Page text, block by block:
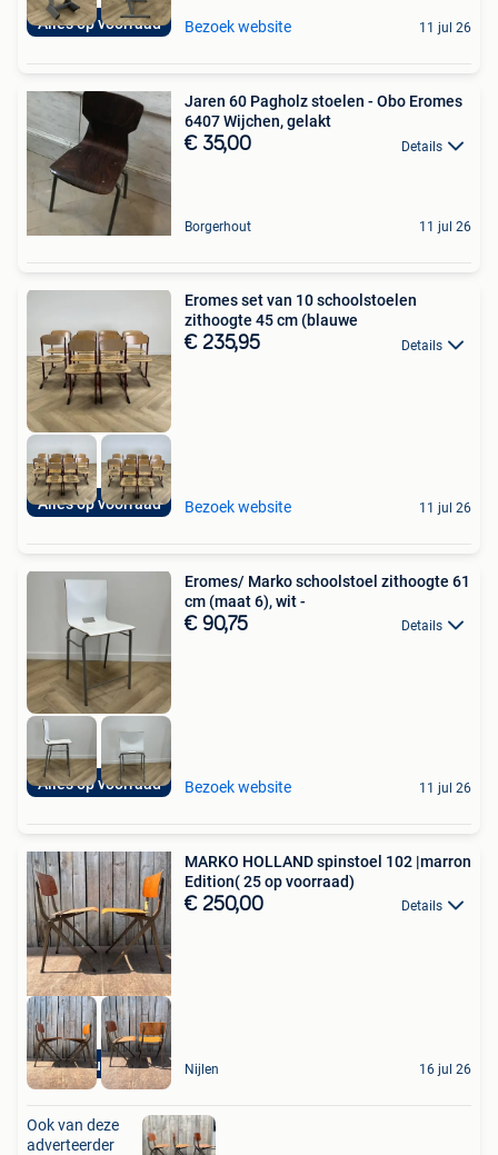
Alles op voorraad Bezoek website 11 jul 26
Jaren 60 Pagholz stoelen - Obo Eromes
6407 Wijchen, gelakt
€ 35,00 Details
Borgerhout 11 jul 26
Alles op voorraad
Eromes set van 10 schoolstoelen
zithoogte 45 cm (blauwe
€ 235,95 Details
Bezoek website 11 jul 26
Alles op voorraad
Eromes/ Marko schoolstoel zithoogte 61
cm (maat 6), wit -
€ 90,75 Details
Bezoek website 11 jul 26
Good Stuff Factory
MARKO HOLLAND spinstoel 102 |marron
Edition( 25 op voorraad)
€ 250,00 Details
Nijlen 16 jul 26
Ook van deze
adverteerder